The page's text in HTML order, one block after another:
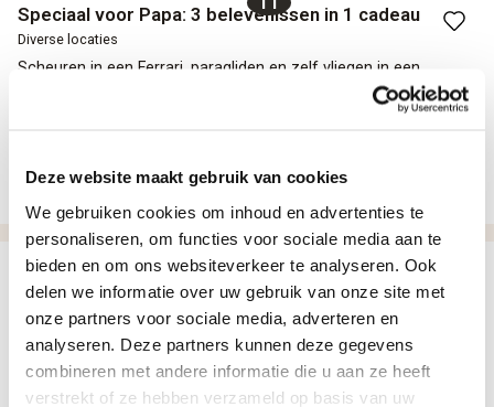
Deze website maakt gebruik van cookies
We gebruiken cookies om inhoud en advertenties te
personaliseren, om functies voor sociale media aan te
bieden en om ons websiteverkeer te analyseren. Ook
delen we informatie over uw gebruik van onze site met
onze partners voor sociale media, adverteren en
analyseren. Deze partners kunnen deze gegevens
combineren met andere informatie die u aan ze heeft
verstrekt of ze hebben verzameld op basis van uw
Speciaal voor Papa: 3 belevenissen in 1 cadeau
Diverse locaties
Scheuren in een Ferrari, paragliden en zelf vliegen in een
In winkelmandje
12
Vaderdag-voordeelpakket: 3 rijbelevenissen in 1
pakket
Diverse locaties
Het hele jaar door racen, driften, actie en sensatie!
199,-